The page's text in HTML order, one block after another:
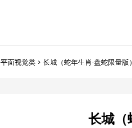
平面视觉类 长城（蛇年生肖·盘蛇限量版）
长城（